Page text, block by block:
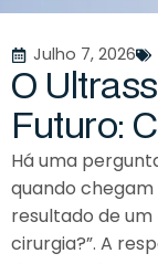
Julho 7, 2026
O U trass
Futuro: C
Há uma
quando chegam
resultado de
cirurgia?”. A